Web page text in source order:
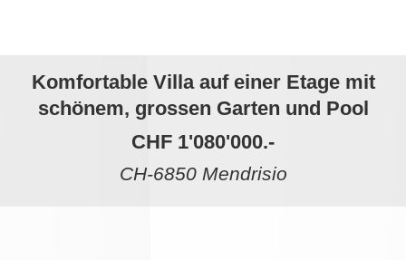
Komfortable Villa auf einer Etage mit
schönem, grossen Garten und Pool
CHF 1'080'000.-
CH-6850 Mendrisio